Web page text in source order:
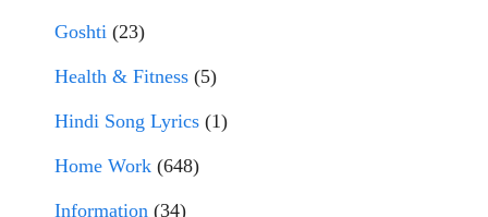
Goshti (23)
Health & Fitness (5)
Hindi Song Lyrics (1)
Home Work (648)
Information (34)